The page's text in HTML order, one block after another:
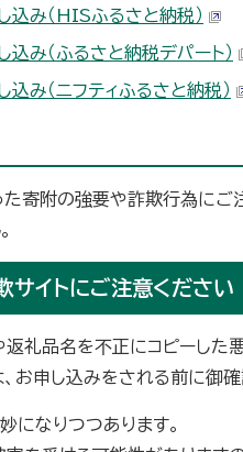
込み（HISふるさと納税）
込み（ふるさと納税デパート）
込み（ニフティふるさと納税）
った寄附の強要や詐欺行為に
サイトにご注意ください
礼品名を不正にコピーした悪
お申し込みをされる前に御
になりつつあります。